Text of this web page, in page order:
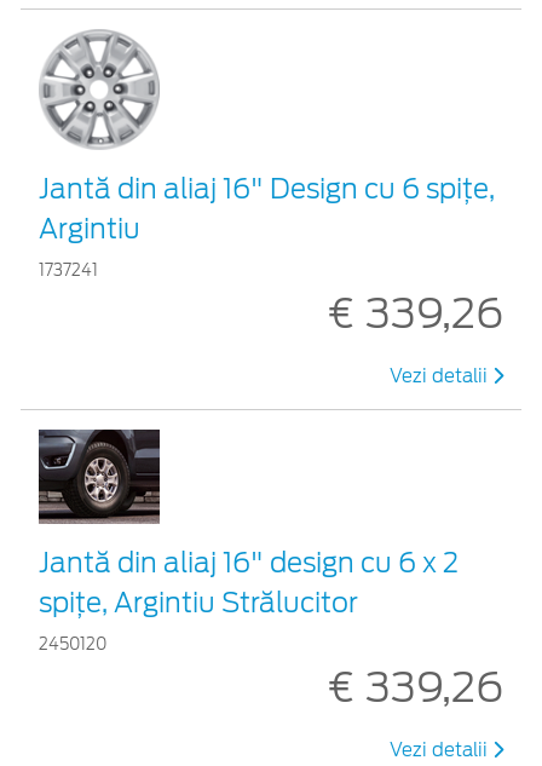
Jantă din aliaj 16" Design cu 6 spiţe,
Argintiu
1737241
€ 339,26
Vezi detalii
Jantă din aliaj 16" design cu 6 x 2
spiţe, Argintiu Strălucitor
2450120
€ 339,26
Vezi detalii